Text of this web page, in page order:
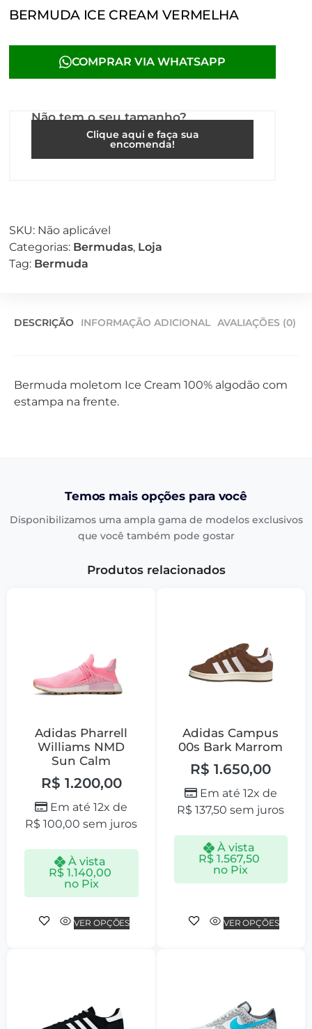
BERMUDA ICE CREAM VERMELHA
COMPRAR VIA WHATSAPP
Não tem o seu tamanho?
Clique aqui e faça sua
encomenda!
SKU: Não aplicável
Categorias: Bermudas, Loja
Tag: Bermuda
DESCRIÇÃO INFORMAÇÃO ADICIONAL AVALIAÇÕES (0)
Bermuda moletom Ice Cream 100% algodão com
estampa na frente.
Temos mais opções para você
Disponibilizamos uma ampla gama de modelos exclusivos
que você também pode gostar
Produtos relacionados
Adidas Pharrell
Williams NMD
Sun Calm
R$ 1.200,00
Em até 12x de
R$ 100,00 sem juros
À vista
R$1.140,00
no Pix
VER OPÇÕES
Adidas Campus
00s Bark Marrom
R$ 1.650,00
Em até 12x de
R$ 137,50 sem juros
À vista
R$ 1.567,50
no Pix
VER OPÇÕES